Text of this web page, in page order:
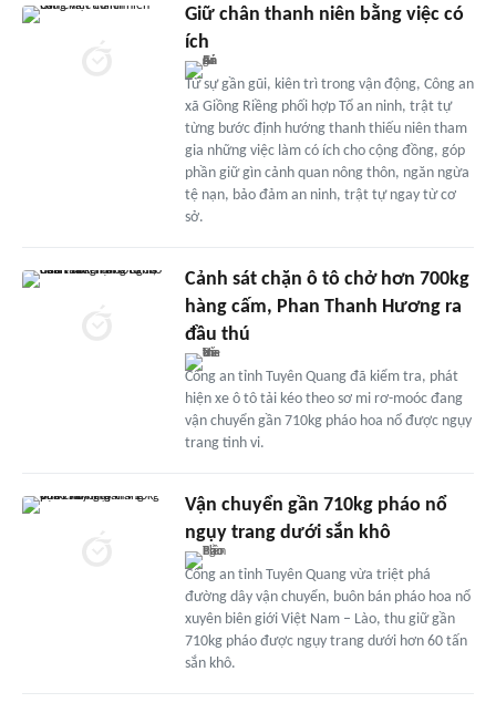
Giữ chân thanh niên bằng việc có
ích
Từ sự gần gũi, kiên trì trong vận động, Công an
xã Giồng Riềng phối hợp Tổ an ninh, trật tự
từng bước định hướng thanh thiếu niên tham
gia những việc làm có ích cho cộng đồng, góp
phần giữ gìn cảnh quan nông thôn, ngăn ngừa
tệ nạn, bảo đảm an ninh, trật tự ngay từ cơ
sở.
Cảnh sát chặn ô tô chở hơn 700kg
hàng cấm, Phan Thanh Hương ra
đầu thú
Công an tỉnh Tuyên Quang đã kiểm tra, phát
hiện xe ô tô tải kéo theo sơ mi rơ-moóc đang
vận chuyển gần 710kg pháo hoa nổ được ngụy
trang tinh vi.
Vận chuyển gần 710kg pháo nổ
ngụy trang dưới sắn khô
Công an tỉnh Tuyên Quang vừa triệt phá
đường dây vận chuyển, buôn bán pháo hoa nổ
xuyên biên giới Việt Nam – Lào, thu giữ gần
710kg pháo được ngụy trang dưới hơn 60 tấn
sắn khô.